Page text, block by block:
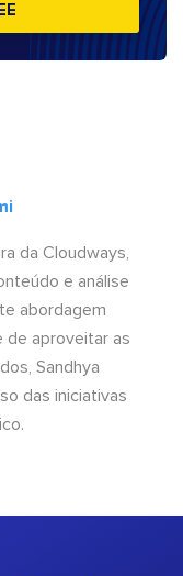
da Cloudways,
e análise
abordagem
de aproveitar as
Sandhya
das iniciativas